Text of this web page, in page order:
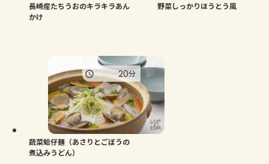
長崎産たちうおのキラキラあん
かけ
野菜しっかりほうとう風
蔬菜蛤仔麺（あさりとごぼうの
煮込みうどん）
20分